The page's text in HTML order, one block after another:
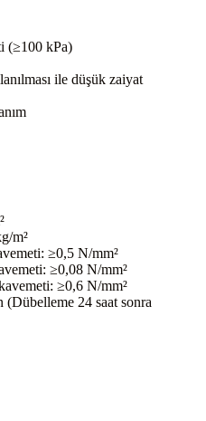
(≥100 kPa)
ile düşük zaiyat
m²
≥0,5 N/mm²
≥0,08 N/mm²
≥0,6 N/mm²
24 saat sonra